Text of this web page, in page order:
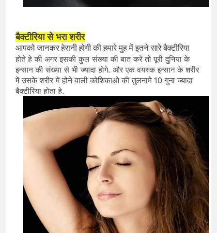
बैक्टीरिया से भरा शरीर
आपको जानकर हेरानी होगी की हमारे मुह में इतने सारे बैक्टीरिया
होते हे की अगर इसकी कुल संख्या की बात करे तो पूरी दुनिया के
इन्सान की संख्या से भी ज्यादा होगे. और एक वयस्क इन्सान के शरीर
में उसके शरीर में होने वाली कोशिकाओ की तुलनामे 10 गुना ज्यादा
बैक्टीरिया होता हे.